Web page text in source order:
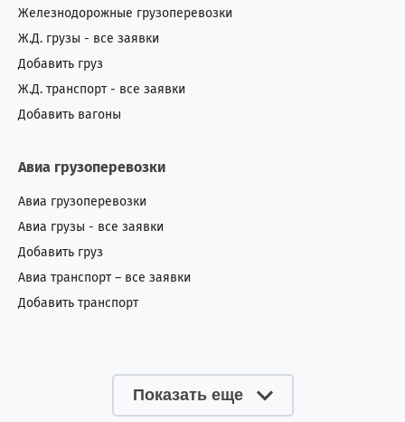
Железнодорожные грузоперевозки
Ж.Д. грузы - все заявки
Добавить груз
Ж.Д. транспорт - все заявки
Добавить вагоны
Авиа грузоперевозки
Авиа грузоперевозки
Авиа грузы - все заявки
Добавить груз
Авиа транспорт – все заявки
Добавить транспорт
Показать еще